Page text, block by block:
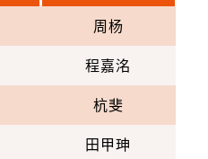
周杨
程嘉洺
杭斐
田甲珅